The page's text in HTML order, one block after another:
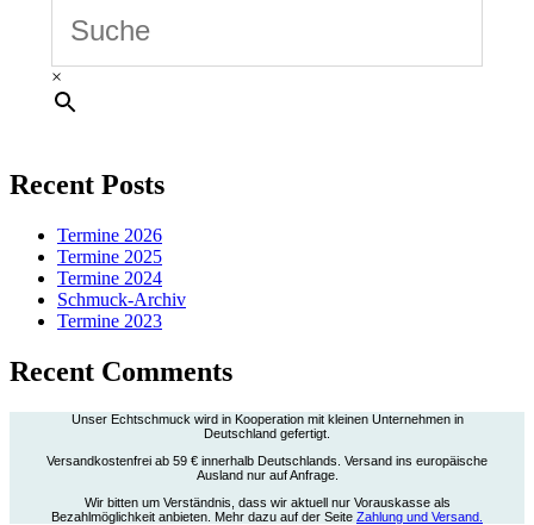
×
Recent Posts
Termine 2026
Termine 2025
Termine 2024
Schmuck-Archiv
Termine 2023
Recent Comments
Unser Echtschmuck wird in Kooperation mit kleinen Unternehmen in
Deutschland gefertigt.
Versandkostenfrei ab 59 € innerhalb Deutschlands. Versand ins europäische
Ausland nur auf Anfrage.
Wir bitten um Verständnis, dass wir aktuell nur Vorauskasse als
Bezahlmöglichkeit anbieten. Mehr dazu auf der Seite Zahlung und Versand.